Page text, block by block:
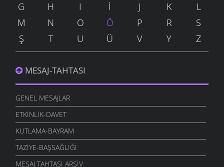
G
H I İ J K
L
M
N O Ö P R
S
Ş
T U Ü V Y Z
MESAJ-TAHTASI
GENEL MESAJLAR
ETKINLIK-DAVET
KUTLAMA-BAYRAM
TAZIYE-BAŞSAĞLIĞI
MESAJ TAHTASI ARŞIV